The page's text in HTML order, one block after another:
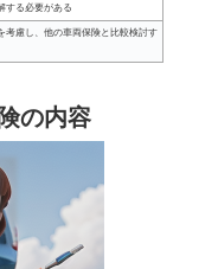
する必要がある
考慮し、他の車両保険と比較検討す
の内容